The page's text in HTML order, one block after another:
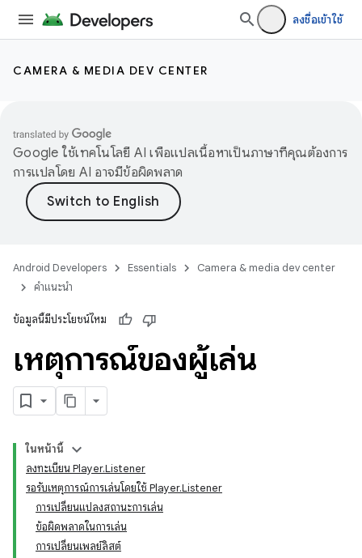
ลงชื่อเข้าใช้
CAMERA & MEDIA DEV CENTER
Google ใช้เทคโนโลยี AI เพื่อแปลเนื้อหาเป็นภาษาที่คุณต้องการ
การแปลโดย AI อาจมีข้อผิดพลาด
Android Developers Essentials
Camera & media dev center
คำแนะนำ
ข้อมูลนี้มีประโยชน์ไหม
เหตุการณ์ของผู้เล่น
ในหน้านี้
ลงทะเบียน Player.Listener
รอรับเหตุการณ์การเล่นโดยใช้ Player.Listener
การเปลี่ยนแปลงสถานะการเล่น
ข้อผิดพลาดในการเล่น
การเปลี่ยนเพลย์ลิสต์